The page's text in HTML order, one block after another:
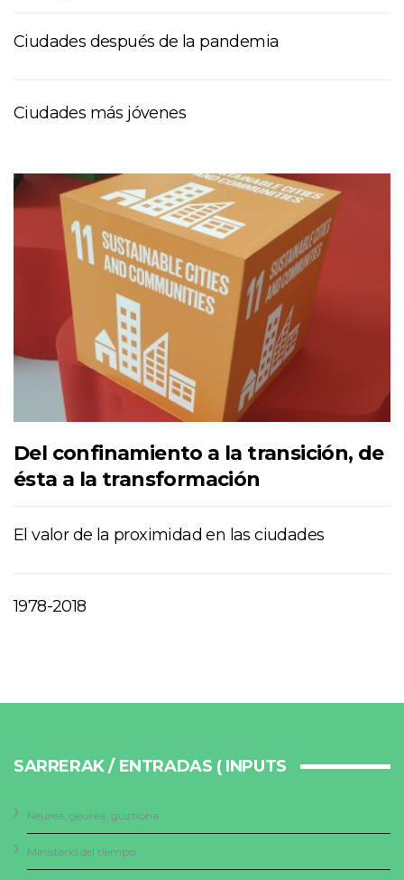
Ciudades después de la pandemia
Ciudades más jóvenes
Del confinamiento a la transición, de
ésta a la transformación
El valor de la proximidad en las ciudades
1978-2018
SARRERAK / ENTRADAS ( INPUTS
Neurea, geurea, guztiona
Ministerio del tiempo